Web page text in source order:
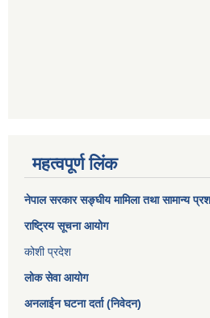
महत्वपूर्ण लिंक
नेपाल सरकारसङ्घीय मामिला तथा सामान्य
राष्ट्रिय सूचना आयोग
कोशी प्रदेश
लोक सेवा आयोग
अनलाईन घटना दर्ता (निवेदन)